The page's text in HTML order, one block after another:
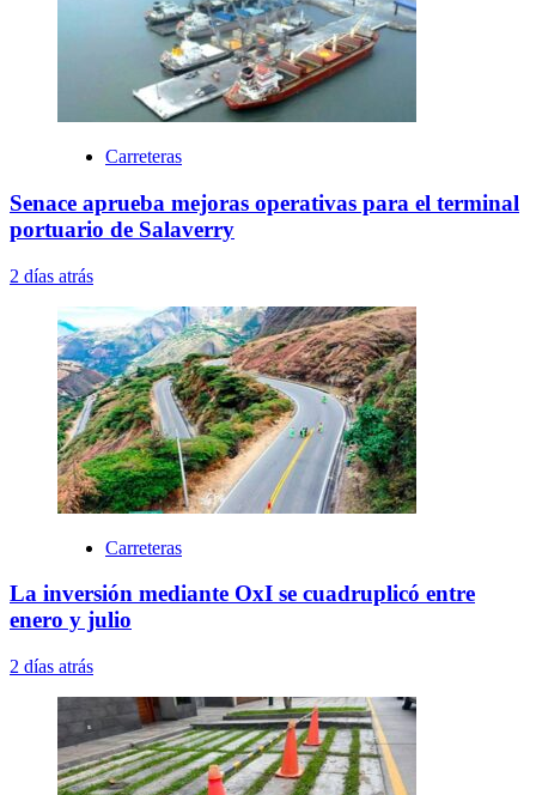
Carreteras
Senace aprueba mejoras operativas para el terminal
portuario de Salaverry
2 días atrás
Carreteras
La inversión mediante OxI se cuadruplicó entre
enero y julio
2 días atrás